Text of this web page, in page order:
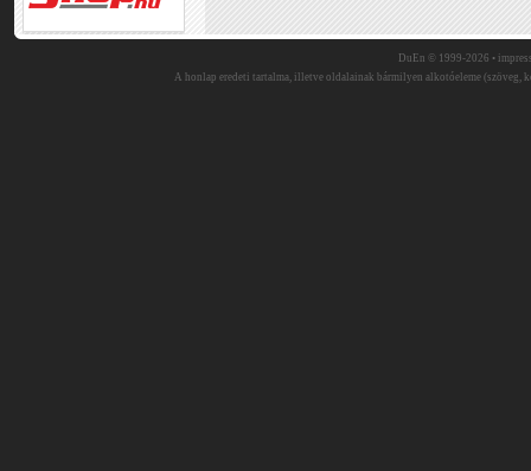
DuEn © 1999-2026 •
A honlap eredeti tartalma, illetve oldalainak bármilyen alkotóeleme (szöveg,